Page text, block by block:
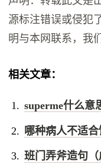
源标注错误或侵犯
明与本网联系，我
相关文章：
superme什么意
哪种病人不适合
班门弄斧造句（